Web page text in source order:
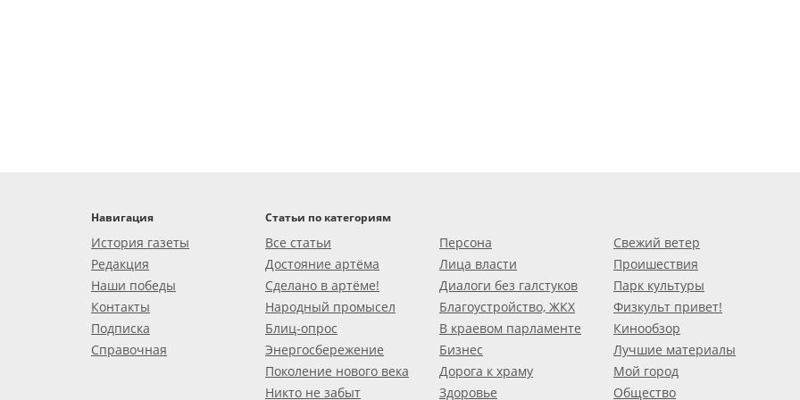
Навигация
История газеты
Редакция
Наши победы
Контакты
Подписка
Справочная
Статьи по категориям
Все статьи
Достояние артёма
Сделано в артёме!
Народный промысел
Блиц-опрос
Энергосбережение
Поколение нового века
Никто не забыт
Персона
Лица власти
Диалоги без галстуков
Благоустройство, ЖКХ
В краевом парламенте
Бизнес
Дорога к храму
Здоровье
Свежий ветер
Проишествия
Парк культуры
Физкульт привет!
Кинообзор
Лучшие материалы
Мой город
Общество